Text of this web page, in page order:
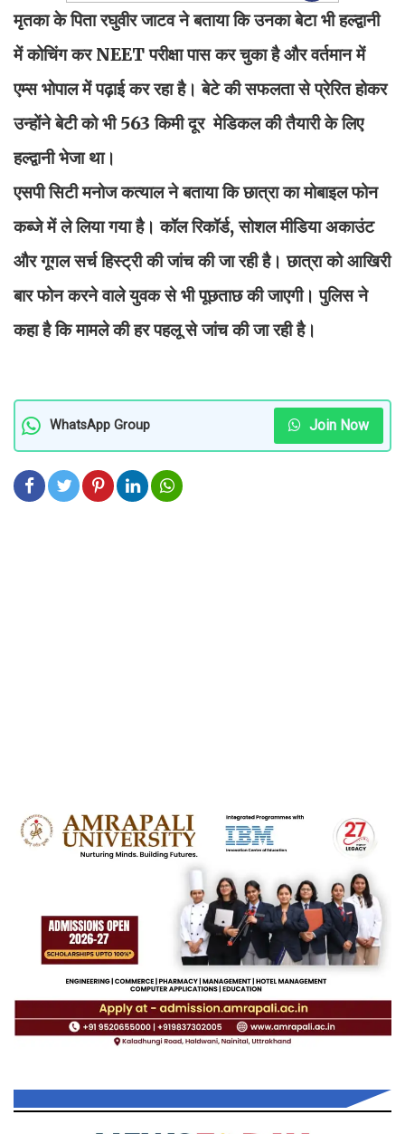
मृतका के पिता रघुवीर जाटव ने बताया कि उनका बेटा भी हल्द्वानी
में कोचिंग कर NEET परीक्षा पास कर चुका है और वर्तमान में
एम्स भोपाल में पढ़ाई कर रहा है। बेटे की सफलता से प्रेरित होकर
उन्होंने बेटी को भी 563 किमी दूर मेडिकल की तैयारी के लिए
हल्द्वानी भेजा था।
एसपी सिटी मनोज कत्याल ने बताया कि छात्रा का मोबाइल फोन
कब्जे में ले लिया गया है। कॉल रिकॉर्ड, सोशल मीडिया अकाउंट
और गूगल सर्च हिस्ट्री की जांच की जा रही है। छात्रा को आखिरी
बार फोन करने वाले युवक से भी पूछताछ की जाएगी। पुलिस ने
कहा है कि मामले की हर पहलू से जांच की जा रही है।
WhatsApp Group Join Now